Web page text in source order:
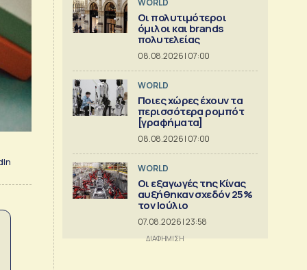
WORLD
Οι πολυτιμότεροι
όμιλοι και brands
πολυτελείας
08.08.2026 | 07:00
WORLD
Ποιες χώρες έχουν τα
περισσότερα ρομπότ
[γραφήματα]
08.08.2026 | 07:00
WORLD
Οι εξαγωγές της Κίνας
αυξήθηκαν σχεδόν 25%
τον Ιούλιο
07.08.2026 | 23:58